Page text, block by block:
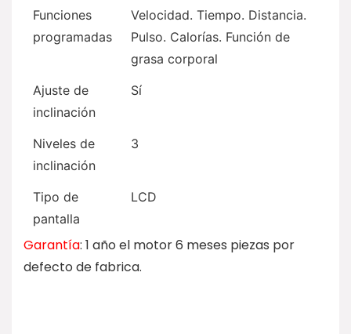
Funciones
programadas
Velocidad. Tiempo. Distancia.
Pulso. Calorías. Función de
grasa corporal
Ajuste de
inclinación
Sí
Niveles de
inclinación
3
Tipo de
pantalla
LCD
Garantía: 1 año el motor 6 meses piezas por
defecto de fabrica.